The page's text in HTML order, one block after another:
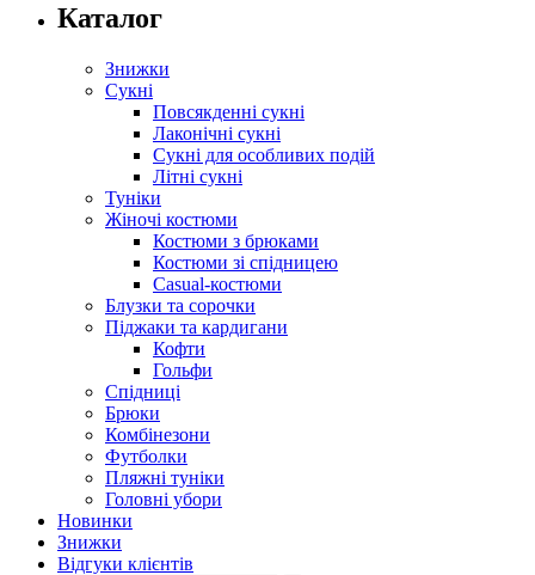
Каталог
Знижки
Сукні
Повсякденні сукні
Лаконічні сукні
Сукні для особливих подій
Літні сукні
Туніки
Жіночі костюми
Костюми з брюками
Костюми зі спідницею
Casual-костюми
Блузки та сорочки
Піджаки та кардигани
Кофти
Гольфи
Спідниці
Брюки
Комбінезони
Футболки
Пляжні туніки
Головні убори
Новинки
Знижки
Відгуки клієнтів